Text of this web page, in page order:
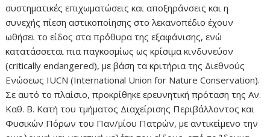
συστηματικές επιχωματώσεις και αποξηράνσεις και η
συνεχής πίεση αστικοποίησης στο λεκανοπέδιο έχουν
ωθήσει το είδος στα πρόθυρα της εξαφάνισης, ενώ
κατατάσσεται πια παγκοσμίως ως κρίσιμα κινδυνεύον
(critically endangered), με βάση τα κριτήρια της Διεθνούς
Ενώσεως IUCN (International Union for Nature Conservation).
Σε αυτό το πλαίσιο, προκρίθηκε ερευνητική πρόταση της Αν.
Καθ. Β. Κατή του τμήματος Διαχείρισης Περιβάλλοντος και
Φυσικών Πόρων του Παν/μίου Πατρών, με αντικείμενο την